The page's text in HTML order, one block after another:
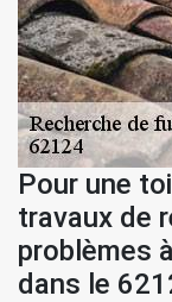
Pour une
travaux de
problèmes
dans le